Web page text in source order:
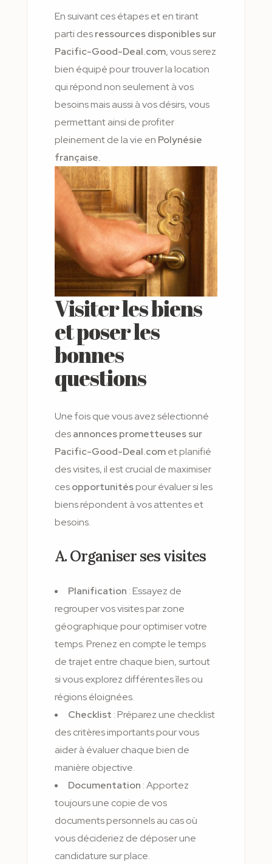
En suivant ces étapes et en tirant
parti desressources disponibles sur
Pacific-Good-Deal.com, vous serez
bien équipé pour trouver la location
qui répond non seulement à vos
besoins mais aussi à vos désirs, vous
permettant ainsi de profiter
pleinement de la vie en Polynésie
française.
Visiter les biens
et poser les
bonnes
questions
Une fois que vous avez sélectionné
desannonces prometteuses sur
Pacific-Good-Deal.comet planifié
des visites, il est crucial de maximiser
cesopportunitéspour évaluer si les
biens répondent à vos attentes et
besoins.
A. Organiser ses visites
Planification : Essayez de
regrouper vos visites par zone
géographique pour optimiser votre
temps. Prenez en compte le temps
de trajet entre chaque bien, surtout
si vous explorez différentes îles ou
régions éloignées.
Checklist : Préparez une checklist
des critères importants pour vous
aider à évaluer chaque bien de
manière objective.
Documentation : Apportez
toujours une copie de vos
documents personnels au cas où
vous décideriez de déposer une
candidature sur place.